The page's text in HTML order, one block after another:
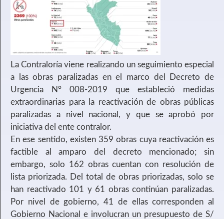
La Contraloría viene realizando un seguimiento especial
a las obras paralizadas en el marco del Decreto de
Urgencia N° 008-2019 que estableció medidas
extraordinarias para la reactivación de obras públicas
paralizadas a nivel nacional, y que se aprobó por
iniciativa del ente contralor.
En ese sentido, existen 359 obras cuya reactivación es
factible al amparo del decreto mencionado; sin
embargo, solo 162 obras cuentan con resolución de
lista priorizada. Del total de obras priorizadas, solo se
han reactivado 101 y 61 obras continúan paralizadas.
Por nivel de gobierno, 41 de ellas corresponden al
Gobierno Nacional e involucran un presupuesto de S/